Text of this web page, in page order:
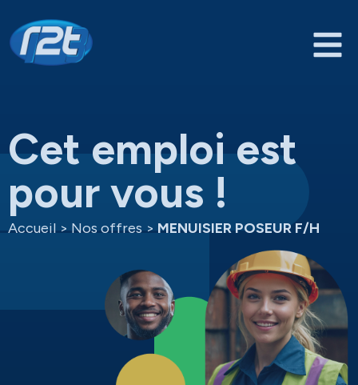
Cet emploi est
pour vous !
Accueil > Nos offres > MENUISIER POSEUR F/H